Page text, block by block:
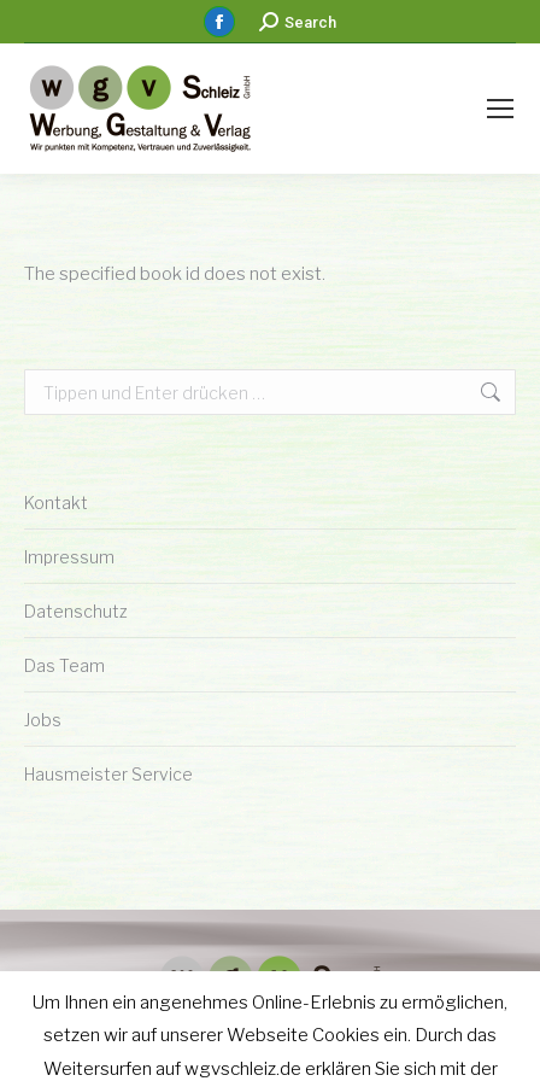
Facebook
opens
new
window
Search:
Search
The specified book id does not exist.
Search:
Kontakt
Impressum
Datenschutz
Das Team
Jobs
Hausmeister Service
Um Ihnen ein angenehmes Online-Erlebnis zu ermöglichen,
setzen wir auf unserer Webseite Cookies ein. Durch das
Weitersurfen auf wgvschleiz.de erklären Sie sich mit der